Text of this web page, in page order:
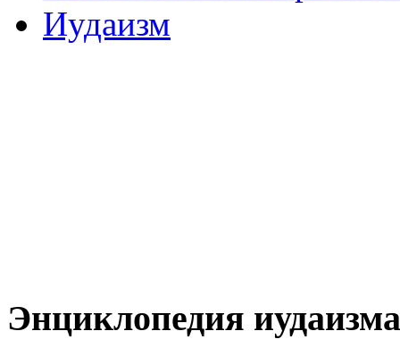
Иудаизм
Энциклопедия иудаизма